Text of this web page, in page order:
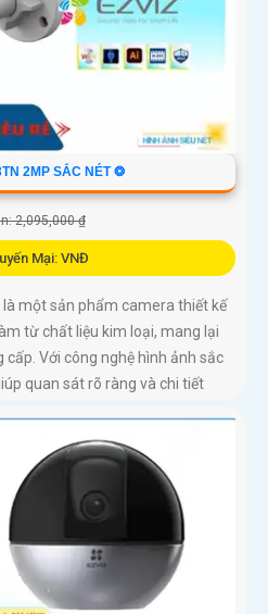
2MP SẮC NÉT ❂
2,095,000 ₫
Mại: VNĐ
là một sản phẩm camera thiết kế
từ chất liệu kim loại, mang lại
Với công nghệ hình ảnh sắc
quan sát rõ ràng và chi tiết